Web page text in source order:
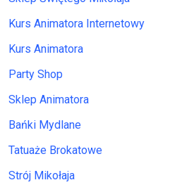
Kurs Animatora Internetowy
Kurs Animatora
Party Shop
Sklep Animatora
Bańki Mydlane
Tatuaże Brokatowe
Strój Mikołaja